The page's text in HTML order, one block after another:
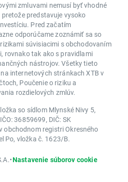
zmluvami nemusí byť vhodné
predstavuje vysoko
Pred začatím
odporúčame zoznámiť sa so
súvisiacimi s obchodovaním
rovnako tak ako s pravidlami
nástrojov. Všetky tieto
internetových stránkach XTB v
Poučenie o riziku a
rozdielových zmlúv.
so sídlom Mlynské Nivy 5,
36859699, DIČ: SK
obchodnom registri Okresného
Po, vložka č. 1623/B.
•Nastavenie súborov cookie